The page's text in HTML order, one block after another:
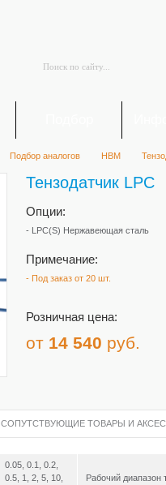
Подбор аналогов HBM
Тензодатчик LPC
Опции:
- LPC(S) Нержавеющая сталь
Примечание:
- Под заказ от 20 шт.
Розничная цена:
от 14 540 руб.
СОПУТСТВУЮЩИЕ ТОВАРЫ И
0.05, 0.1, 0.2,
0.5, 1, 2, 5, 10,
Рабочий диапазон